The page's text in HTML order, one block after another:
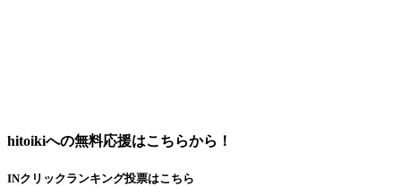
hitoikiへの無料応援はこちらから！
INクリックランキング投票はこちら